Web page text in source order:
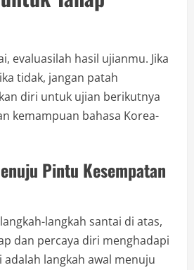
evaluasilah hasil ujianmu. Jika
tidak, jangan patah
diri untuk ujian berikutnya
kemampuan bahasa Korea-
Pintu Kesempatan
langkah santai di atas,
dan percaya diri menghadapi
adalah langkah awal menuju